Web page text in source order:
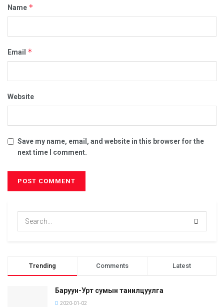
Name *
Email *
Website
Save my name, email, and website in this browser for the
next time I comment.
Trending Comments Latest
Баруун-Урт сумын танилцуулга
2020-01-02